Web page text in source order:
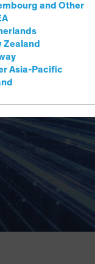
and Other
Zealand
Asia-Pacific
la